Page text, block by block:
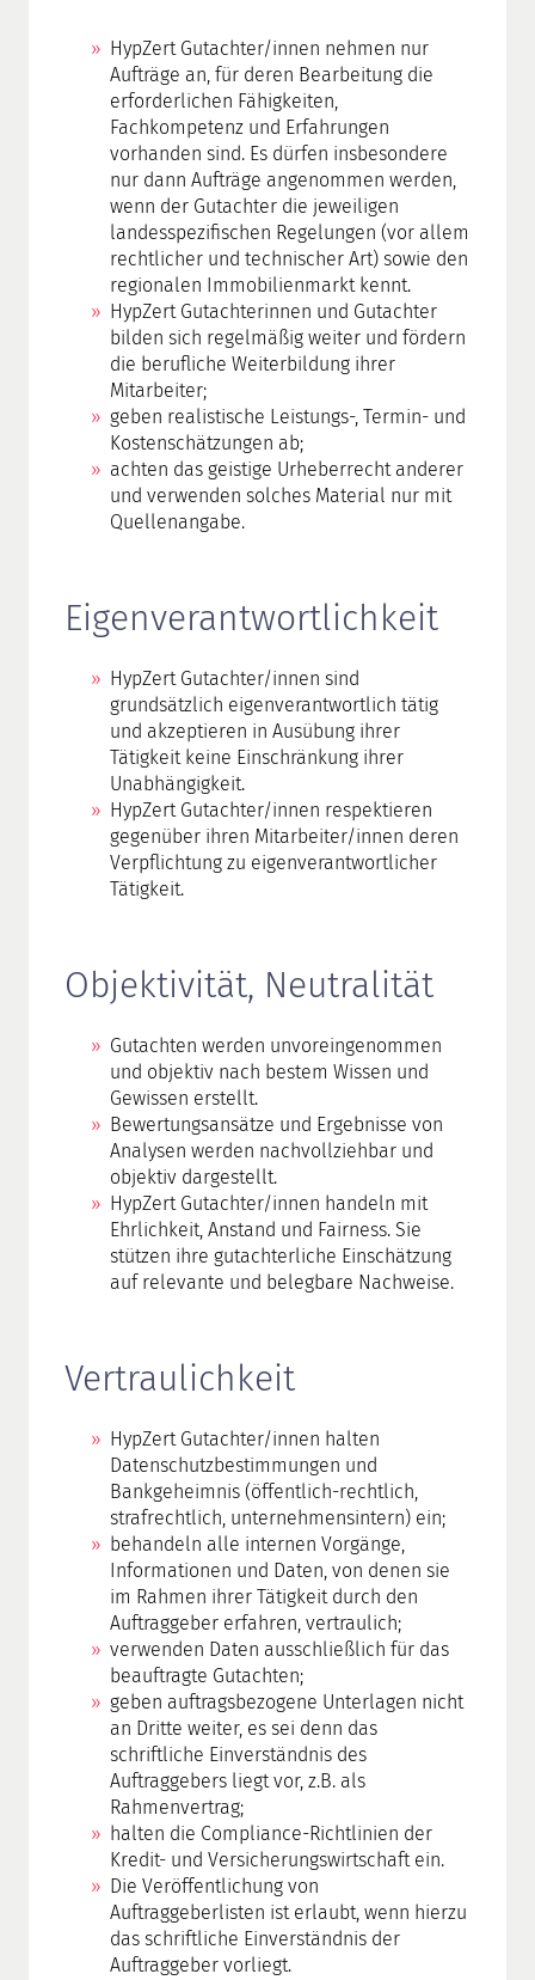
HypZert Gutachter/innen nehmen nur
Aufträge an, für deren Bearbeitung die
erforderlichen Fähigkeiten,
Fachkompetenz und Erfahrungen
vorhanden sind. Es dürfen insbesondere
nur dann Aufträge angenommen werden,
wenn der Gutachter die jeweiligen
landesspezifischen Regelungen (vor allem
rechtlicher und technischer Art) sowie den
regionalen Immobilienmarkt kennt.
HypZert Gutachterinnen und Gutachter
bilden sich regelmäßig weiter und fördern
die berufliche Weiterbildung ihrer
Mitarbeiter;
geben realistische Leistungs-, Termin- und
Kostenschätzungen ab;
achten das geistige Urheberrecht anderer
und verwenden solches Material nur mit
Quellenangabe.
Eigenverantwortlichkeit
HypZert Gutachter/innen sind
grundsätzlich eigenverantwortlich tätig
und akzeptieren in Ausübung ihrer
Tätigkeit keine Einschränkung ihrer
Unabhängigkeit.
HypZert Gutachter/innen respektieren
gegenüber ihren Mitarbeiter/innen deren
Verpflichtung zu eigenverantwortlicher
Tätigkeit.
Objektivität, Neutralität
Gutachten werden unvoreingenommen
und objektiv nach bestem Wissen und
Gewissen erstellt.
Bewertungsansätze und Ergebnisse von
Analysen werden nachvollziehbar und
objektiv dargestellt.
HypZert Gutachter/innen handeln mit
Ehrlichkeit, Anstand und Fairness. Sie
stützen ihre gutachterliche Einschätzung
auf relevante und belegbare Nachweise.
Vertraulichkeit
HypZert Gutachter/innen halten
Datenschutzbestimmungen und
Bankgeheimnis (öffentlich-rechtlich,
strafrechtlich, unternehmensintern) ein;
behandeln alle internen Vorgänge,
Informationen und Daten, von denen sie
im Rahmen ihrer Tätigkeit durch den
Auftraggeber erfahren, vertraulich;
verwenden Daten ausschließlich für das
beauftragte Gutachten;
geben auftragsbezogene Unterlagen nicht
an Dritte weiter, es sei denn das
schriftliche Einverständnis des
Auftraggebers liegt vor, z.B. als
Rahmenvertrag;
halten die Compliance-Richtlinien der
Kredit- und Versicherungswirtschaft ein.
Die Veröffentlichung von
Auftraggeberlisten ist erlaubt, wenn hierzu
das schriftliche Einverständnis der
Auftraggeber vorliegt.